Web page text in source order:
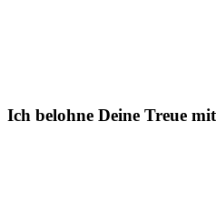
Ich belohne Deine Treue